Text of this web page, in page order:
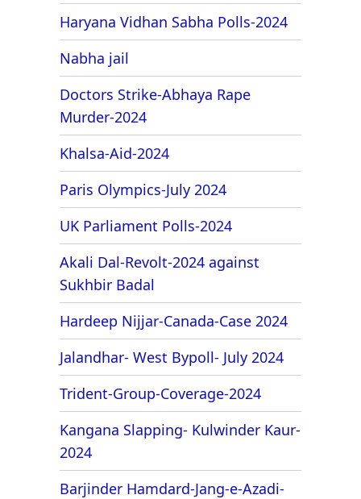
Haryana Vidhan Sabha Polls-2024
Nabha jail
Doctors Strike-Abhaya Rape
Murder-2024
Khalsa-Aid-2024
Paris Olympics-July 2024
UK Parliament Polls-2024
Akali Dal-Revolt-2024 against
Sukhbir Badal
Hardeep Nijjar-Canada-Case 2024
Jalandhar- West Bypoll- July 2024
Trident-Group-Coverage-2024
Kangana Slapping- Kulwinder Kaur-
2024
Barjinder Hamdard-Jang-e-Azadi-